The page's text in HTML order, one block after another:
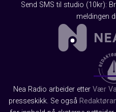
Send SMS til studio (10kr):
meldingen
Nea Radio arbeider etter Vær
presseskikk. Se også